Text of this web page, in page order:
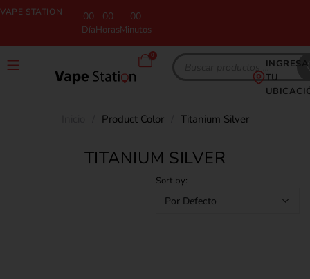
VAPE STATION 00
Día
00
Horas
00
Minutos
0
INGRESA
TU
Product Color Titanium Silver
TITANIUM SILVER
Sort by: